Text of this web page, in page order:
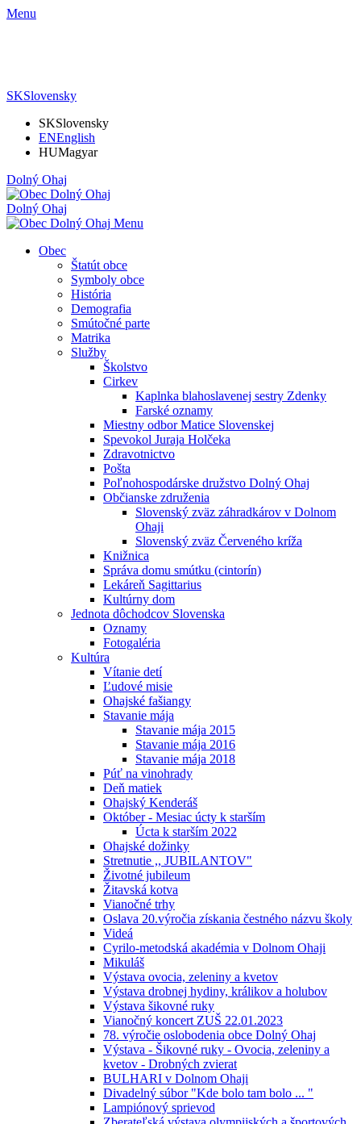
Menu
SKSlovensky
SKSlovensky
ENEnglish
HUMagyar
Dolný Ohaj
Dolný Ohaj
Menu
Obec
Štatút obce
Symboly obce
História
Demografia
Smútočné parte
Matrika
Služby
Školstvo
Cirkev
Kaplnka blahoslavenej sestry Zdenky
Farské oznamy
Miestny odbor Matice Slovenskej
Spevokol Juraja Holčeka
Zdravotnictvo
Pošta
Poľnohospodárske družstvo Dolný Ohaj
Občianske združenia
Slovenský zväz záhradkárov v Dolnom
Ohaji
Slovenský zväz Červeného kríža
Knižnica
Správa domu smútku (cintorín)
Lekáreň Sagittarius
Kultúrny dom
Jednota dôchodcov Slovenska
Oznamy
Fotogaléria
Kultúra
Vítanie detí
Ľudové misie
Ohajské fašiangy
Stavanie mája
Stavanie mája 2015
Stavanie mája 2016
Stavanie mája 2018
Púť na vinohrady
Deň matiek
Ohajský Kenderáš
Október - Mesiac úcty k starším
Úcta k starším 2022
Ohajské dožinky
Stretnutie ,, JUBILANTOV"
Životné jubileum
Žitavská kotva
Vianočné trhy
Oslava 20.výročia získania čestného názvu školy
Videá
Cyrilo-metodská akadémia v Dolnom Ohaji
Mikuláš
Výstava ovocia, zeleniny a kvetov
Výstava drobnej hydiny, králikov a holubov
Výstava šikovné ruky
Vianočný koncert ZUŠ 22.01.2023
78. výročie oslobodenia obce Dolný Ohaj
Výstava - Šikovné ruky - Ovocia, zeleniny a
kvetov - Drobných zvierat
BULHARI v Dolnom Ohaji
Divadelný súbor "Kde bolo tam bolo ... "
Lampiónový sprievod